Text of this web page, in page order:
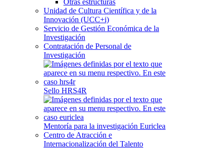
Otras estructuras
Unidad de Cultura Científica y de la
Innovación (UCC+i)
Servicio de Gestión Económica de la
Investigación
Contratación de Personal de
Investigación
Sello HRS4R
Mentoría para la investigación Euriclea
Centro de Atracción e
Internacionalización del Talento